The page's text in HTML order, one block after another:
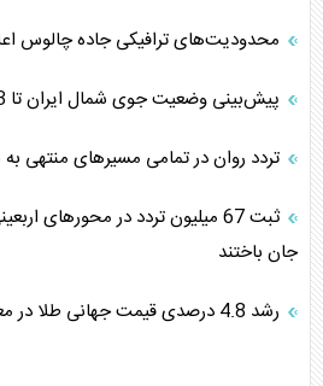
محدودیت‌های ترافیکی جاده چالوس
پیش‌بینی وضعیت جوی شمال ایران تا 23 مرداد‌؛ صاف تا نیمه‌ابری
تردد روان در تمامی مسیرهای منتهی به
جان باختند
رشد 4.8 درصدی قیمت جهانی طلا در معاملات هفته